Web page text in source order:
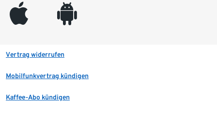
appleinc android
Vertrag widerrufen
Mobilfunkvertrag kündigen
Kaffee-Abo kündigen